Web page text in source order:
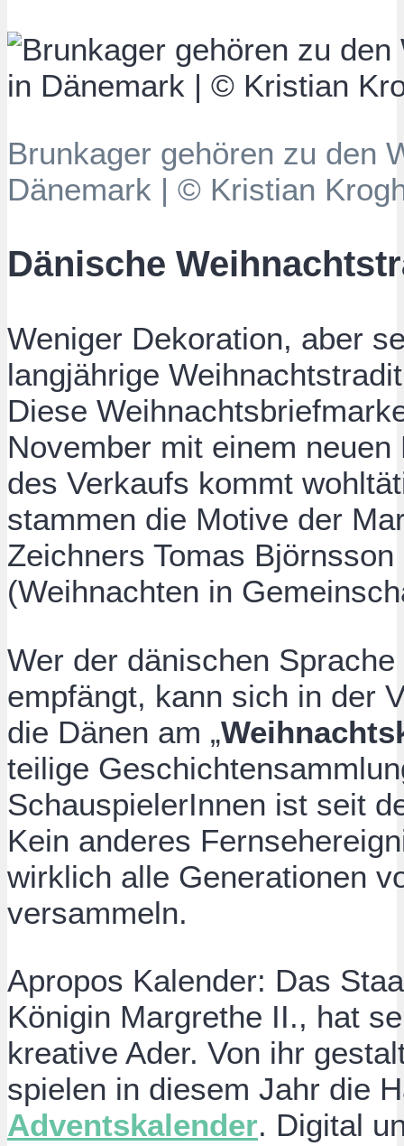
Brunkager gehören zu den
Dänemark | © Kristian
Dänische
Weniger Dekoration, aber
langjährige
Diese
November mit einem
des Verkaufs kommt
stammen die Motive der
Zeichners Tomas
(Weihnachten in
Wer der dänischen
empfängt, kann sich in der
die Dänen am „
teilige
SchauspielerInnen ist seit
Kein anderes
wirklich alle Generationen
versammeln.
Apropos Kalender: Das
Königin Margrethe II., hat
kreative Ader. Von ihr
spielen in diesem Jahr die
Adventskalender. Digital